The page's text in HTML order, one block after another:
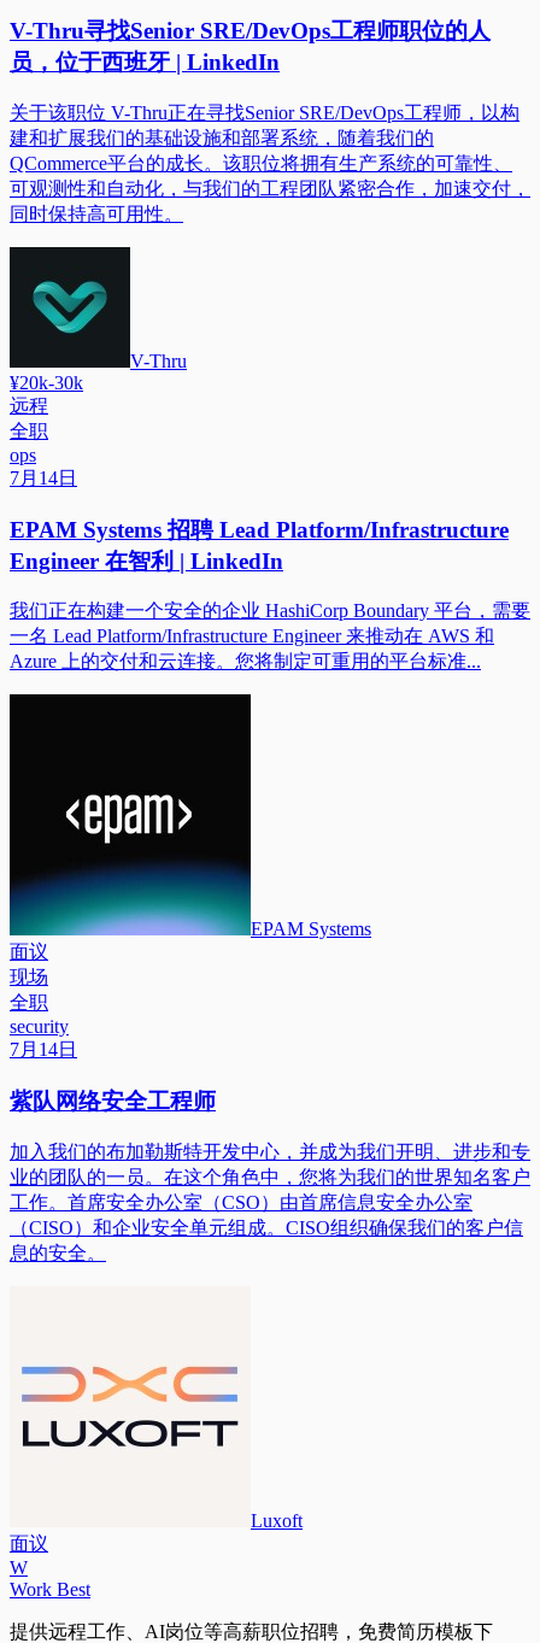
V-Thru寻找Senior SRE/DevOps工程师职位的人
员，位于西班牙 | LinkedIn
关于该职位 V-Thru正在寻找Senior SRE/DevOps工程师，以构
建和扩展我们的基础设施和部署系统，随着我们的
QCommerce平台的成长。该职位将拥有生产系统的可靠性、
可观测性和自动化，与我们的工程团队紧密合作，加速交付，
同时保持高可用性。
V-Thru
¥20k-30k
远程
全职
ops
7月14日
EPAM Systems 招聘 Lead Platform/Infrastructure
Engineer 在智利 | LinkedIn
我们正在构建一个安全的企业 HashiCorp Boundary 平台，需要
一名 Lead Platform/Infrastructure Engineer 来推动在 AWS 和
Azure 上的交付和云连接。您将制定可重用的平台标准...
EPAM Systems
面议
现场
全职
security
7月14日
紫队网络安全工程师
加入我们的布加勒斯特开发中心，并成为我们开明、进步和专
业的团队的一员。在这个角色中，您将为我们的世界知名客户
工作。首席安全办公室（CSO）由首席信息安全办公室
（CISO）和企业安全单元组成。CISO组织确保我们的客户信
息的安全。
Luxoft
面议
W
Work Best
提供远程工作、AI岗位等高薪职位招聘，免费简历模板下